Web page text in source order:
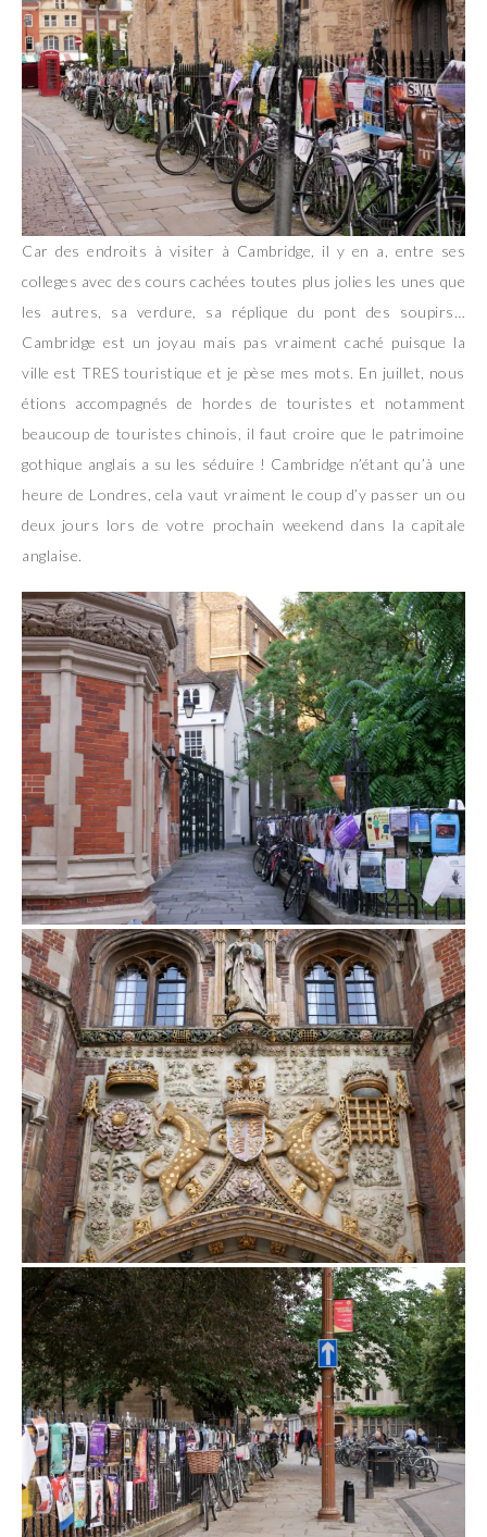
Car des endroits à visiter à Cambridge, il y en a, entre ses
colleges avec des cours cachées toutes plus jolies les unes que
les autres, sa verdure, sa réplique du pont des soupirs…
Cambridge est un joyau mais pas vraiment caché puisque la
ville est TRES touristique et je pèse mes mots. En juillet, nous
étions accompagnés de hordes de touristes et notamment
beaucoup de touristes chinois, il faut croire que le patrimoine
gothique anglais a su les séduire ! Cambridge n’étant qu’à une
heure de Londres, cela vaut vraiment le coup d’y passer un ou
deux jours lors de votre prochain weekend dans la capitale
anglaise.